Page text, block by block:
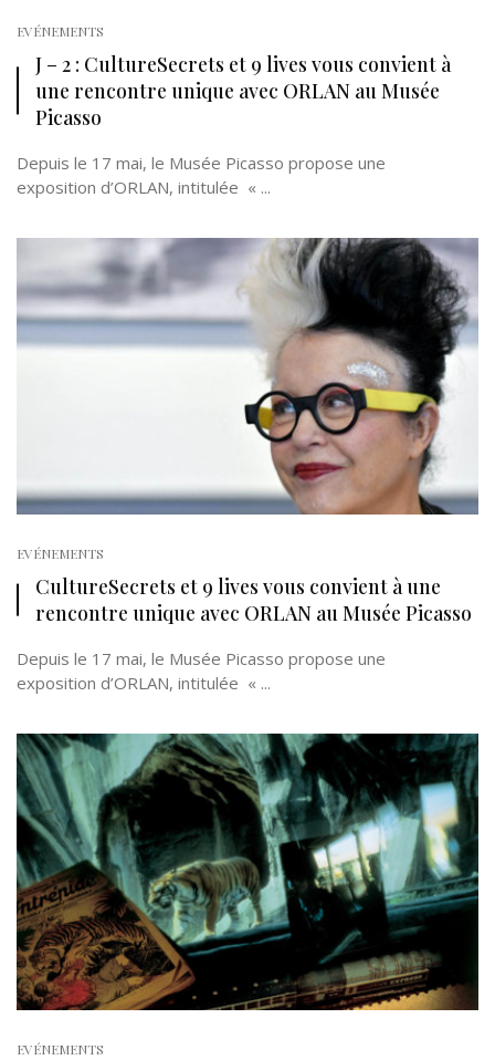
EVÉNEMENTS
J – 2 : CultureSecrets et 9 lives vous convient à
une rencontre unique avec ORLAN au Musée
Picasso
Depuis le 17 mai, le Musée Picasso propose une
exposition d’ORLAN, intitulée « ...
EVÉNEMENTS
CultureSecrets et 9 lives vous convient à une
rencontre unique avec ORLAN au Musée Picasso
Depuis le 17 mai, le Musée Picasso propose une
exposition d’ORLAN, intitulée « ...
EVÉNEMENTS